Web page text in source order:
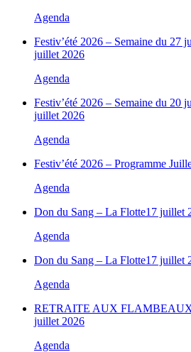
Agenda
Festiv’été 2026 – Semaine du 27
juillet 2026
Agenda
Festiv’été 2026 – Semaine du 20
juillet 2026
Agenda
Festiv’été 2026 – Programme
Agenda
Don du Sang – La Flotte17 juillet
Agenda
Don du Sang – La Flotte17 juillet
Agenda
RETRAITE AUX FLAMBEAUX
juillet 2026
Agenda